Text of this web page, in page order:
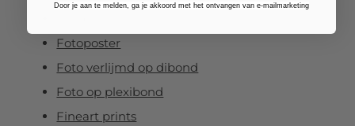
Fotoposter
Foto verlijmd op dibond
Foto op plexibond
Fineart prints
Door je aan te melden, ga je akkoord met het ontvangen van e-mailmarketing